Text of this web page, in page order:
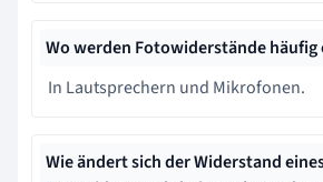
Wo werden Fotowiderstände häufig
In Lautsprechern und Mikrofonen.
Wie ändert sich der Widerstand